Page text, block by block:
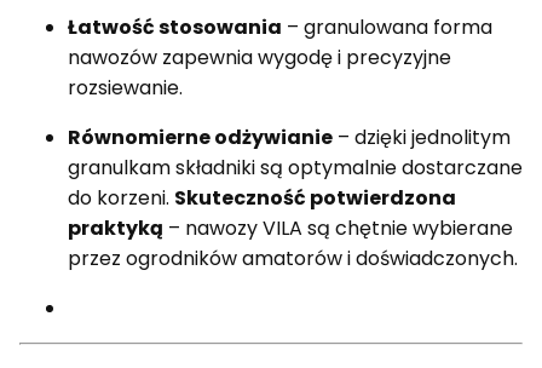
Łatwość stosowania – granulowana forma
nawozów zapewnia wygodę i precyzyjne
rozsiewanie.
Równomierne odżywianie – dzięki jednolitym
granulkam składniki są optymalnie dostarczane
do korzeni. Skuteczność potwierdzona
praktyką – nawozy VILA są chętnie wybierane
przez ogrodników amatorów i doświadczonych.